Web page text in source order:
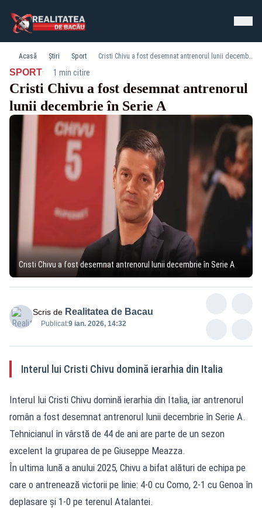
Acasă Știri Sport Cristi Chivu a fost desemnat antrenorul lunii decembrie în Serie A
SPORT· 1 min citire
Cristi Chivu a fost desemnat antrenorul
lunii decembrie în Serie A
Cristi Chivu a fost desemnat antrenorul lunii decembrie în Serie A
Scris de Realitatea de Bacau
Publicat:9 ian. 2026, 14:32
Interul lui Cristi Chivu domină ierarhia din Italia
Interul lui Cristi Chivu domină ierarhia din Italia, iar antrenorul
român a fost desemnat antrenorul lunii decembrie în Serie A.
Tehnicianul în vârstă de 44 de ani are parte de un sezon
excelent la gruparea de pe Giuseppe Meazza.
În ultima lună a anului 2025, Chivu a bifat alături de echipa pe
care o antrenează victorii pe linie: 4-0 cu Como, 2-1 cu Genoa în
deplasare și 1-0 pe terenul Atalantei.